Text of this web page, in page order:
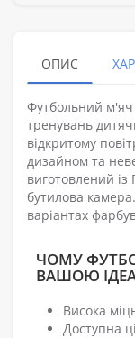
ОПИС
Футбольний м'яч
тренувань
відкритому
дизайном та
виготовлений
бутилова
варіантах
ЧОМУ
ВАШОЮ
Висока
Доступна